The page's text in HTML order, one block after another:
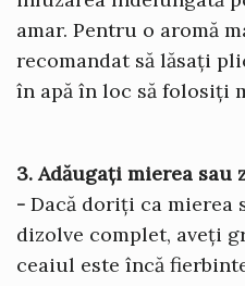
amar. Pentru o aromă
recomandat să lăsați
în apă în loc să folosiți
3. Adăugați mierea
- Dacă doriți ca mierea
dizolve complet, aveți
ceaiul este încă